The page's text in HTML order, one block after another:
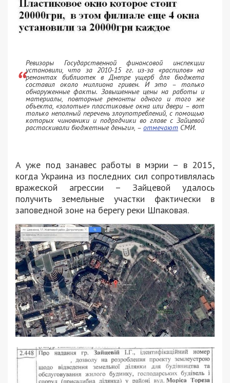
Ревизоры Государственной финансовой инспекции
установили, что за 2010-15 гг. из-за «распилов» на
ремонтах библиотек в Днепре ущерб для бюджета
составил около миллиона гривен. И это – только
обнаруженные факты. Завышенные цены на работы и
материалы, повторные ремонты одного и того же
объекта, «золотые» пластиковые окна или двери – вот
только неполный перечень злоупотреблений, с помощью
которых чиновники и подрядчики во главе с Зайцевой
растаскивали бюджетные деньги», – отмечают СМИ.
А уже под занавес работы в мэрии – в 2015,
когда Украина из последних сил сопротивлялась
вражеской агрессии – Зайцевой удалось
получить земельные участки фактически в
заповедной зоне на берегу реки Шпаковая.